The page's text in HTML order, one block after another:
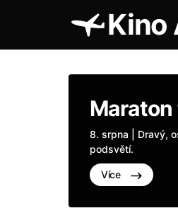
Kino
8. srpna | Dravý,
podsvětí.
Více